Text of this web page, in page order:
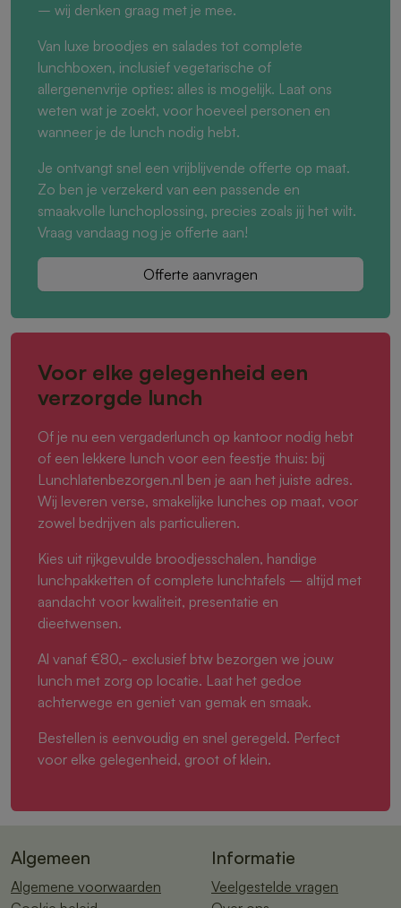
– wij denken graag met je mee.
Van luxe broodjes en salades tot complete
lunchboxen, inclusief vegetarische of
allergenenvrije opties: alles is mogelijk. Laat ons
weten wat je zoekt, voor hoeveel personen en
wanneer je de lunch nodig hebt.
Je ontvangt snel een vrijblijvende offerte op maat.
Zo ben je verzekerd van een passende en
smaakvolle lunchoplossing, precies zoals jij het wilt.
Vraag vandaag nog je offerte aan!
Offerte aanvragen
Voor elke gelegenheid een
verzorgde lunch
Of je nu een vergaderlunch op kantoor nodig hebt
of een lekkere lunch voor een feestje thuis: bij
Lunchlatenbezorgen.nl ben je aan het juiste adres.
Wij leveren verse, smakelijke lunches op maat, voor
zowel bedrijven als particulieren.
Kies uit rijkgevulde broodjesschalen, handige
lunchpakketten of complete lunchtafels – altijd met
aandacht voor kwaliteit, presentatie en
dieetwensen.
Al vanaf €80,- exclusief btw bezorgen we jouw
lunch met zorg op locatie. Laat het gedoe
achterwege en geniet van gemak en smaak.
Bestellen is eenvoudig en snel geregeld. Perfect
voor elke gelegenheid, groot of klein.
Algemeen
Algemene voorwaarden
Informatie
Veelgestelde vragen